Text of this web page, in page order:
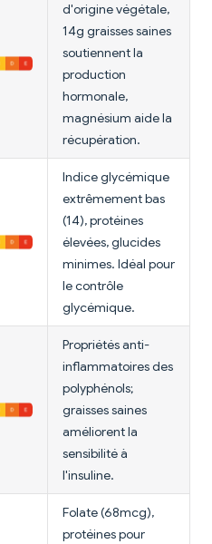
d'origine végétale,
14g graisses saines
soutiennent la
production
hormonale,
magnésium aide la
récupération.
Indice glycémique
extrêmement bas
(14), protéines
élevées, glucides
minimes. Idéal pour
le contrôle
glycémique.
Propriétés anti-
inflammatoires des
polyphénols;
graisses saines
améliorent la
sensibilité à
l'insuline.
Folate (68mcg),
protéines pour